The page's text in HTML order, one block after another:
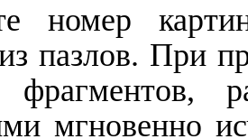
номер
пазлов. При
фрагментов,
мгновенно